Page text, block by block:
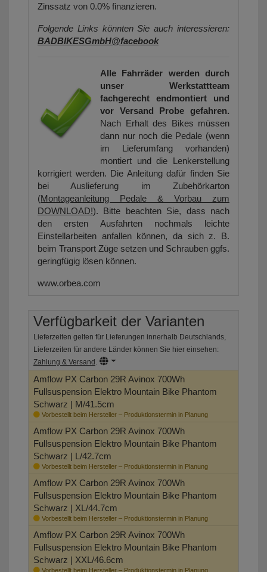
Zinssatz von 0.0% finanzieren.
Folgende Links könnten Sie auch interessieren:
BADBIKESGmbH@facebook
Alle Fahrräder werden durch
unser Werkstattteam
fachgerecht endmontiert und
vor Versand Probe gefahren.
Nach Erhalt des Bikes müssen
dann nur noch die Pedale (wenn
im Lieferumfang vorhanden)
montiert und die Lenkerstellung
korrigiert werden. Die Anleitung dafür finden Sie
bei Auslieferung im Zubehörkarton
(Montageanleitung Pedale & Vorbau zum
DOWNLOAD!). Bitte beachten Sie, dass nach
den ersten Ausfahrten nochmals leichte
Einstellarbeiten anfallen können, da sich z. B.
beim Transport Züge setzen und Schrauben ggfs.
geringfügig lösen können.
www.orbea.com
Verfügbarkeit der Varianten
Lieferzeiten gelten für Lieferungen innerhalb Deutschlands,
Lieferzeiten für andere Länder können Sie hier einsehen:
Zahlung & Versand .
Amflow PX Carbon 29R Avinox 700Wh
Fullsuspension Elektro Mountain Bike Phantom
Schwarz | M/41.5cm
Vorbestellt beim Hersteller – Produktionstermin in Planung
Amflow PX Carbon 29R Avinox 700Wh
Fullsuspension Elektro Mountain Bike Phantom
Schwarz | L/42.7cm
Vorbestellt beim Hersteller – Produktionstermin in Planung
Amflow PX Carbon 29R Avinox 700Wh
Fullsuspension Elektro Mountain Bike Phantom
Schwarz | XL/44.7cm
Vorbestellt beim Hersteller – Produktionstermin in Planung
Amflow PX Carbon 29R Avinox 700Wh
Fullsuspension Elektro Mountain Bike Phantom
Schwarz | XXL/46.6cm
Vorbestellt beim Hersteller – Produktionstermin in Planung